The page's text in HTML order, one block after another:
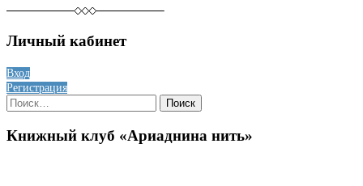
Личный кабинет
Вход
Регистрация
Найти:
Книжный клуб «Ариаднина нить»